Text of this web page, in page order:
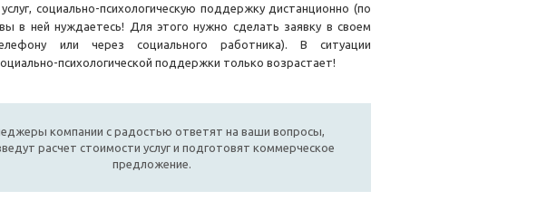
социально-психологическую поддержку дистанционно (по
в ней нуждаетесь! Для этого нужно сделать заявку в своем
или через социального работника). В ситуации
психологической поддержки только возрастает!
компании с радостью ответят на ваши вопросы,
расчет стоимости услуг и подготовят коммерческое
предложение.